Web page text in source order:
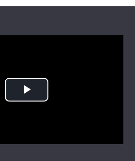
Play